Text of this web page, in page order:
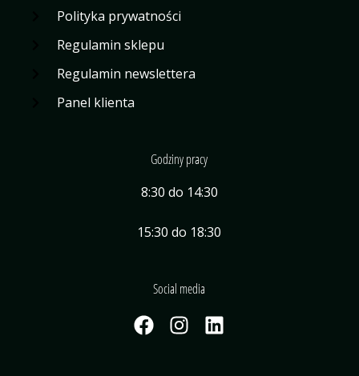
Polityka prywatności
Regulamin sklepu
Regulamin newslettera
Panel klienta
Godziny pracy
8:30 do 14:30
15:30 do 18:30
Social media